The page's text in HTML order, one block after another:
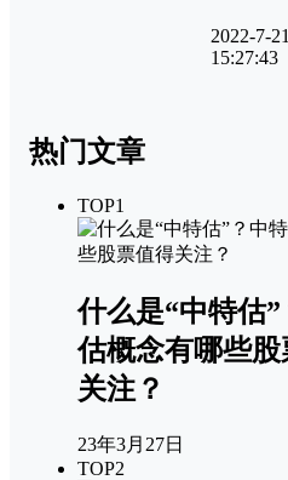
2022-7-21
15:27:43
热门文章
TOP1
什么是“中特估
估概念有哪些股
关注？
23年3月27日
TOP2